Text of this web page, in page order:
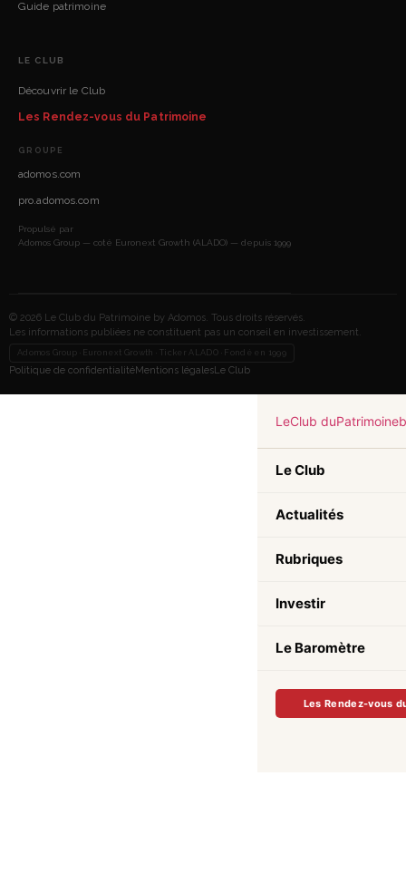
Guide patrimoine
LE CLUB
Découvrir le Club
Les Rendez-vous du Patrimoine
GROUPE
adomos.com
pro.adomos.com
Propulsé par
Adomos Group — coté Euronext Growth (ALADO) — depuis 1999
© 2026 Le Club du Patrimoine by Adomos. Tous droits réservés.
Les informations publiées ne constituent pas un conseil en investissement.
Adomos Group · Euronext Growth · Ticker ALADO · Fondé en 1999
Politique de confidentialitéMentions légalesLe Club
LeClub duPatrimoine
Le Club
Actualités
Rubriques
Investir
Le Baromètre
Les Rendez-vous